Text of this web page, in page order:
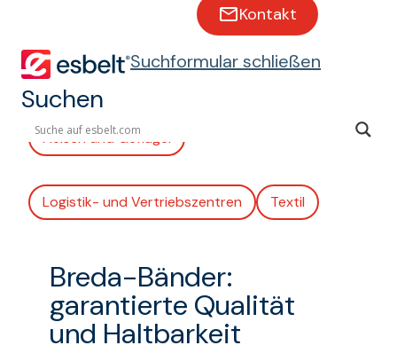
Kontakt
Suchformular schließen
Suchen
Wellpappenindustrie
Keramik Gewächshäuser
Fleisch und Geflügel
Logistik- und Vertriebszentren Textil
Breda-Bänder:
garantierte Qualität
und Haltbarkeit